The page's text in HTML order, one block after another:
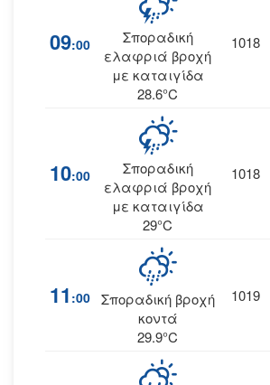
09:00
Σποραδική
ελαφριά βροχή
με καταιγίδα
28.6°C
1018
10:00
Σποραδική
ελαφριά βροχή
με καταιγίδα
29°C
1018
11 :00 Σποραδική βροχή
κοντά
29.9°C
1019